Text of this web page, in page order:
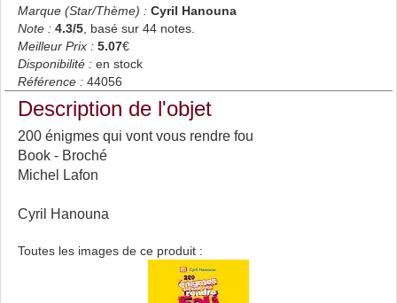
Marque (Star/Thème) : Cyril Hanouna
Note : 4.3/5 , basé sur 44 notes.
Meilleur Prix : 5.07€
Disponibilité : en stock
Référence : 44056
Description de l'objet
200 énigmes qui vont vous rendre fou
Book - Broché
Michel Lafon
Cyril Hanouna
Toutes les images de ce produit :